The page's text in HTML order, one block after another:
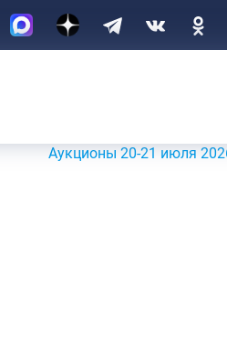
Аукционы 20-21 июля 2026 г.